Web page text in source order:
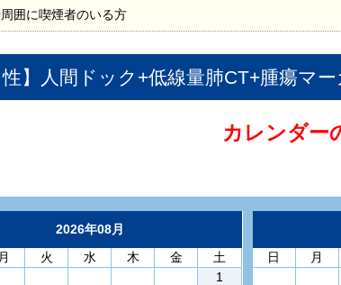
囲に喫煙者のいる方
性】人間ドック+低線量肺CT+腫瘍マ
カレンダー
2026年08月
月 火 水 木 金
土
1
日
月